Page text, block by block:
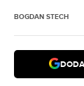
BOGDAN STECH